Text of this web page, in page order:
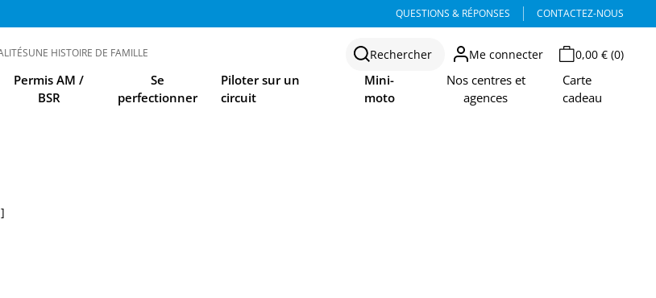
QUESTIONS & RÉPONSES CONTACTEZ-NOUS
Permis AM /
BSR
Se
perfectionner
Piloter sur un
circuit
Mini-
moto
Nos centres et
agences
Carte
cadeau
UNE HISTOIRE DE FAMILLE Rechercher Me connecter 0,00 € (0)